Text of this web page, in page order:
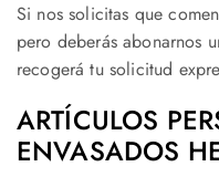
Si nos solicitas que
pero deberás abonarnos
recogerá tu solicitud
ARTÍCULOS
ENVASADOS